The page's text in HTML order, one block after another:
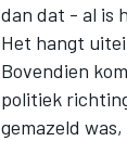
dan dat - al is
Het hangt
Bovendien
politiek
gemazeld